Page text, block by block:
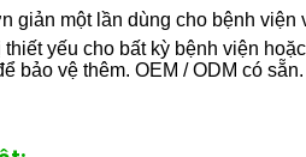
giản một lần dùng cho bệnh viện
yếu cho bất kỳ bệnh viện
bảo vệ thêm. OEM / ODM có